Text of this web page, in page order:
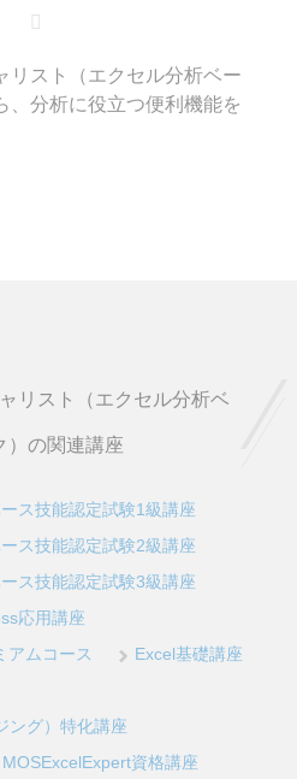
リスト（エクセル分析ベー
、分析に役立つ便利機能を
リスト（エクセル分析ベ
）の関連講座
ス技能認定試験1級講座
ス技能認定試験2級講座
ス技能認定試験3級講座
応用講座
アムコース
Excel基礎講座
ング）特化講座
MOSExcelExpert資格講座